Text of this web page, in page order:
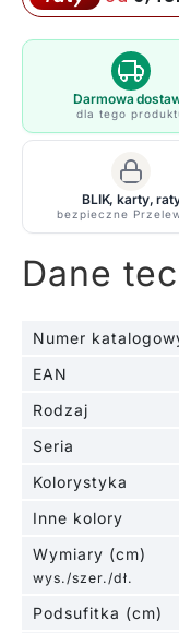
Otis
60
Nordlux
-
nad
łazience
Darmowa
dla tego
BLIK, karty,
bezpieczne
Dane
Numer
EAN
Rodzaj
Seria
Kolorystyka
Inne kolory
Wymiary (cm)
wys./szer./dł.
Podsufitka (cm)